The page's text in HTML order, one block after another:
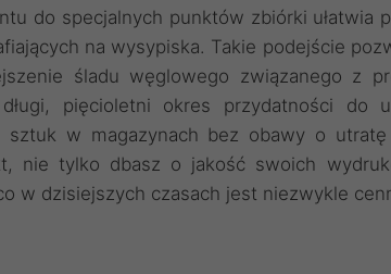
do specjalnych punktów zbiórki ułatwia
na wysypiska. Takie podejście
śladu węglowego związanego z
pięcioletni okres przydatności do
sztuk w magazynach bez obawy o utratę
nie tylko dbasz o jakość swoich
w dzisiejszych czasach jest niezwykle